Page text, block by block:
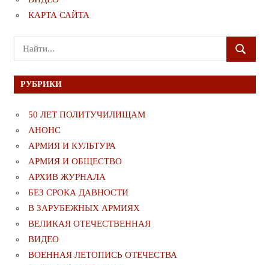
КАРТА САЙТА
Поиск
для:
ПОИСК
РУБРИКИ
50 ЛЕТ ПОЛИТУЧИЛИЩАМ
АНОНС
АРМИЯ И КУЛЬТУРА
АРМИЯ И ОБЩЕСТВО
АРХИВ ЖУРНАЛА
БЕЗ СРОКА ДАВНОСТИ
В ЗАРУБЕЖНЫХ АРМИЯХ
ВЕЛИКАЯ ОТЕЧЕСТВЕННАЯ
ВИДЕО
ВОЕННАЯ ЛЕТОПИСЬ ОТЕЧЕСТВА